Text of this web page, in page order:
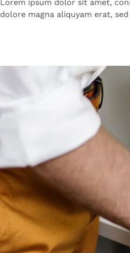
Lorem ipsum dolor sit amet,
dolore magna aliquyam erat,